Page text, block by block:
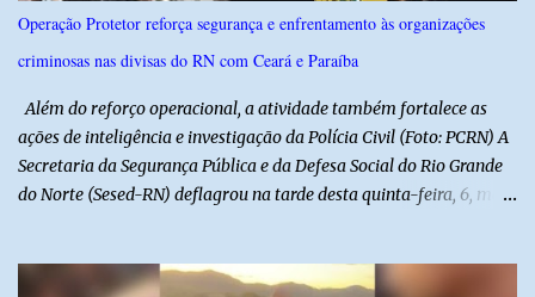
e debater o seu conteúdo. De acordo com o vereador, a Secretaria
Municipal de Educação poderá expedir normas complementares
necessárias ao cumprimento da lei.
Operação Protetor reforça segurança e enfrentamento às organizações
criminosas nas divisas do RN com Ceará e Paraíba
Além do reforço operacional, a atividade também fortalece as
ações de inteligência e investigação da Polícia Civil (Foto: PCRN) A
Secretaria da Segurança Pública e da Defesa Social do Rio Grande
do Norte (Sesed-RN) deflagrou na tarde desta quinta-feira, 6, mais
da segurança pública para o enfrentamento de organizações